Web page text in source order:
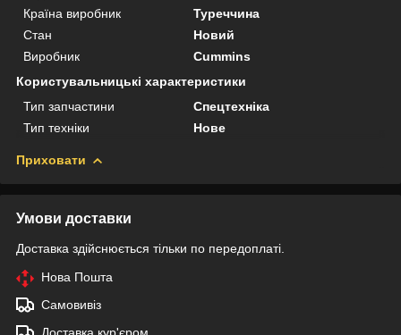
Країна виробник
Туреччина
Стан
Новий
Виробник
Cummins
Користувальницькі характеристики
Тип запчастини
Спецтехніка
Тип техніки
Нове
Приховати
Умови доставки
Доставка здійснюється тільки по передоплаті.
Нова Пошта
Самовивіз
Доставка кур'єром